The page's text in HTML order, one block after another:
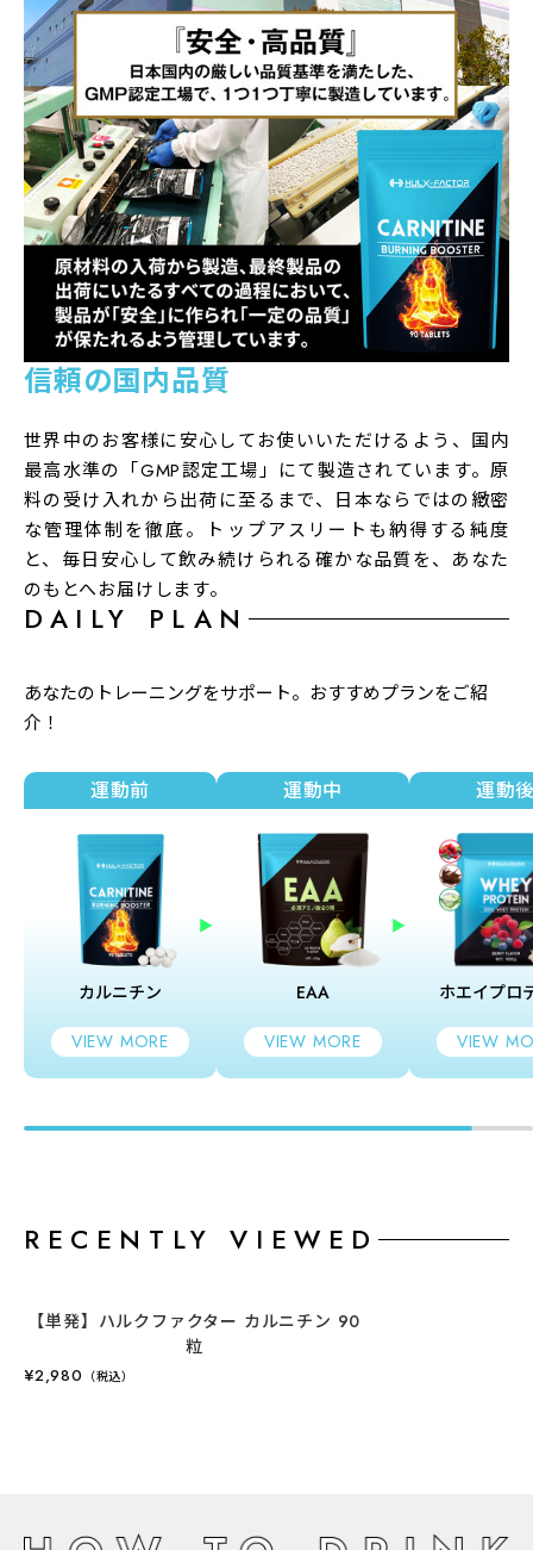
信頼の国内品質
世界中のお客様に安心してお使いいただけるよう、国内
最高水準の「GMP認定工場」にて製造されています。原
料の受け入れから出荷に至るまで、日本ならではの緻密
な管理体制を徹底。トップアスリートも納得する純度
と、毎日安心して飲み続けられる確かな品質を、あなた
のもとへお届けします。
DAILY PLAN
あなたのトレーニングをサポート。おすすめプランをご紹
介！
運動前
カルニチン
VIEW MORE
運動中
EAA
VIEW MORE
運動
ホエイプロ
VIEW
RECENTLY VIEWED
【単発】ハルクファクター カルニチン 90
粒
¥2,980 （税込）